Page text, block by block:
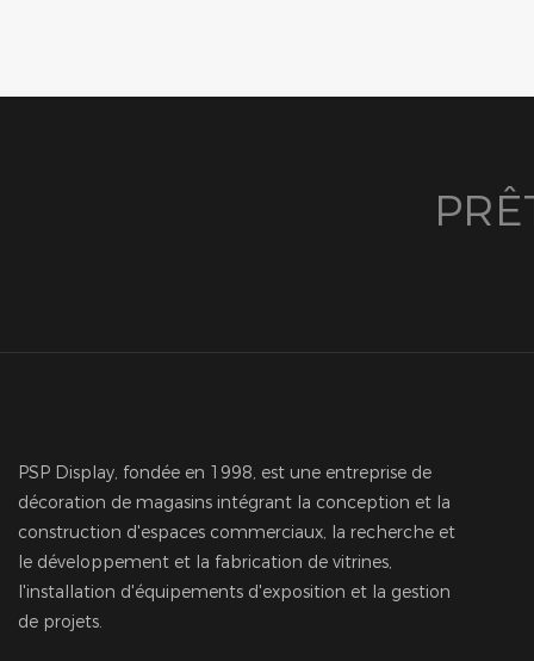
PSP Display, fondée en 1998, est une entreprise de
décoration de magasins intégrant la conception et la
construction d'espaces commerciaux, la recherche et
le développement et la fabrication de vitrines,
l'installation d'équipements d'exposition et la gestion
de projets.